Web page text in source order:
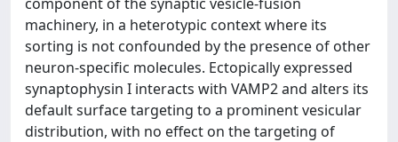
machinery, in a heterotypic context where its
sorting is not confounded by the presence of other
neuron-specific molecules. Ectopically expressed
synaptophysin I interacts with VAMP2 and alters its
default surface targeting to a prominent vesicular
distribution, with no effect on the targeting of